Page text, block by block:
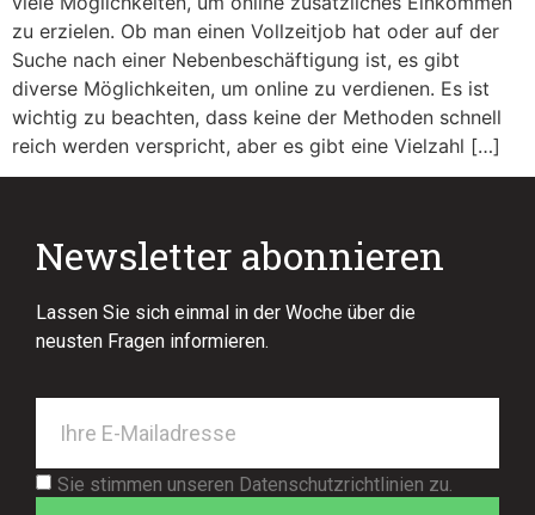
zu erzielen. Ob man einen Vollzeitjob hat oder auf der
Suche nach einer Nebenbeschäftigung ist, es gibt
diverse Möglichkeiten, um online zu verdienen. Es ist
wichtig zu beachten, dass keine der Methoden schnell
reich werden verspricht, aber es gibt eine Vielzahl […]
Newsletter abonnieren
Lassen Sie sich einmal in der Woche über die
neusten Fragen informieren.
Sie stimmen unseren Datenschutzrichtlinien zu.